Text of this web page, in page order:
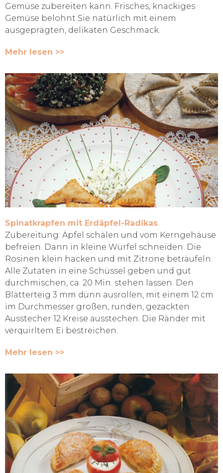
Gemüse zubereiten kann. Frisches, knackiges
Gemüse belohnt Sie natürlich mit einem
ausgeprägten, delikaten Geschmack.
Mehr lesen >>
Spinatkrapfen mit Erdäpfel-Radikas
Zubereitung: Äpfel schälen und vom Kerngehäuse
befreien. Dann in kleine Würfel schneiden. Die
Rosinen klein hacken und mit Zitrone beträufeln.
Alle Zutaten in eine Schüssel geben und gut
durchmischen, ca. 20 Min. stehen lassen. Den
Blätterteig 3 mm dünn ausrollen, mit einem 12 cm
im Durchmesser großen, runden, gezackten
Ausstecher 12 Kreise ausstechen. Die Ränder mit
verquirltem Ei bestreichen.
Mehr lesen >>